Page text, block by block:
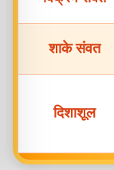
शाके संवत
दिशाशूल